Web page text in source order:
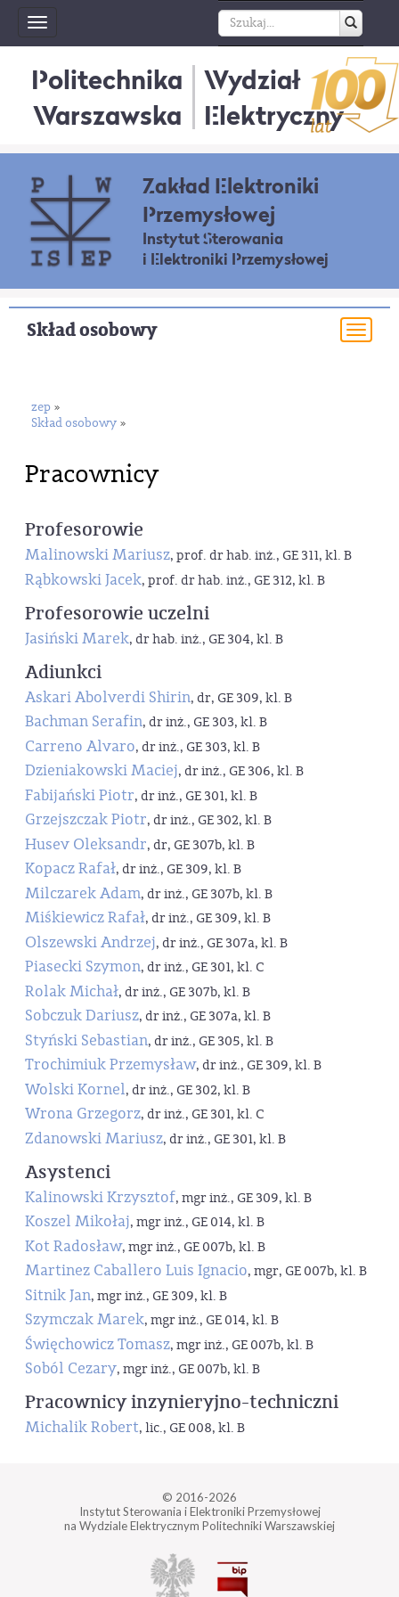
Toggle
navigation
Politechnika
Warszawska
Wydział
Elektryczny
Zakład Elektroniki
Przemysłowej
Instytut Sterowania
i Elektroniki Przemysłowej
Skład osobowy
zep »
Skład osobowy »
Pracownicy
Profesorowie
Malinowski Mariusz, prof. dr hab. inż., GE 311, kl. B
Rąbkowski Jacek, prof. dr hab. inż., GE 312, kl. B
Profesorowie uczelni
Jasiński Marek, dr hab. inż., GE 304, kl. B
Adiunkci
Askari Abolverdi Shirin, dr, GE 309, kl. B
Bachman Serafin, dr inż., GE 303, kl. B
Carreno Alvaro, dr inż., GE 303, kl. B
Dzieniakowski Maciej, dr inż., GE 306, kl. B
Fabijański Piotr, dr inż., GE 301, kl. B
Grzejszczak Piotr, dr inż., GE 302, kl. B
Husev Oleksandr, dr, GE 307b, kl. B
Kopacz Rafał, dr inż., GE 309, kl. B
Milczarek Adam, dr inż., GE 307b, kl. B
Miśkiewicz Rafał, dr inż., GE 309, kl. B
Olszewski Andrzej, dr inż., GE 307a, kl. B
Piasecki Szymon, dr inż., GE 301, kl. C
Rolak Michał, dr inż., GE 307b, kl. B
Sobczuk Dariusz, dr inż., GE 307a, kl. B
Styński Sebastian, dr inż., GE 305, kl. B
Trochimiuk Przemysław, dr inż., GE 309, kl. B
Wolski Kornel, dr inż., GE 302, kl. B
Wrona Grzegorz, dr inż., GE 301, kl. C
Zdanowski Mariusz, dr inż., GE 301, kl. B
Asystenci
Kalinowski Krzysztof, mgr inż., GE 309, kl. B
Koszel Mikołaj, mgr inż., GE 014, kl. B
Kot Radosław, mgr inż., GE 007b, kl. B
Martinez Caballero Luis Ignacio, mgr, GE 007b, kl. B
Sitnik Jan, mgr inż., GE 309, kl. B
Szymczak Marek, mgr inż., GE 014, kl. B
Święchowicz Tomasz, mgr inż., GE 007b, kl. B
Soból Cezary, mgr inż., GE 007b, kl. B
Pracownicy inzynieryjno-techniczni
Michalik Robert, lic., GE 008, kl. B
© 2016-2026
Instytut Sterowania i Elektroniki Przemysłowej
na Wydziale Elektrycznym Politechniki Warszawskiej